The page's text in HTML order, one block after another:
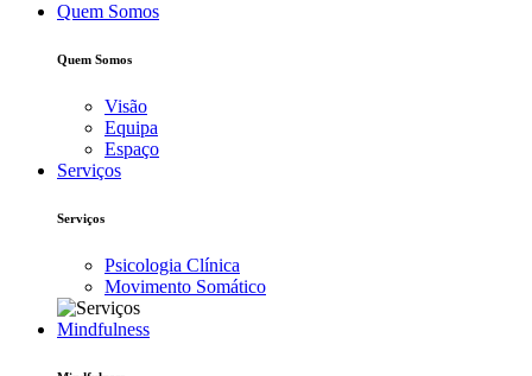
Quem Somos
Quem Somos
Visão
Equipa
Espaço
Serviços
Serviços
Psicologia Clínica
Movimento Somático
Mindfulness